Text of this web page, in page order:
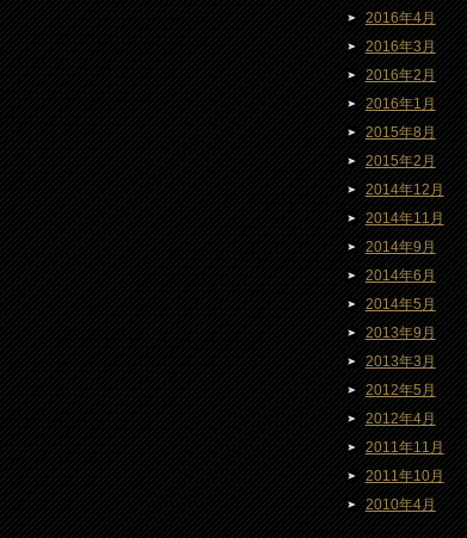
2016年4月
2016年3月
2016年2月
2016年1月
2015年8月
2015年2月
2014年12月
2014年11月
2014年9月
2014年6月
2014年5月
2013年9月
2013年3月
2012年5月
2012年4月
2011年11月
2011年10月
2010年4月